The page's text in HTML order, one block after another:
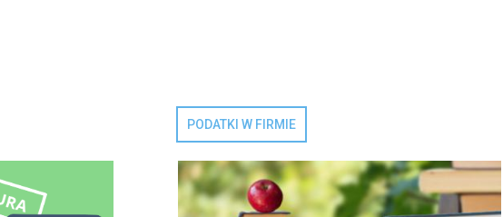
PODATKI W FIRMIE